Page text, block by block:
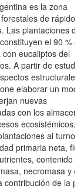
es la zona
de rápido
plantaciones de
el 90 %
eucaliptos del
A partir de
estructurales
elaborar un
nuevas
con los
ecosistémicos.
al turno,
primaria neta,
contenido de
necromasa y
contribución de la